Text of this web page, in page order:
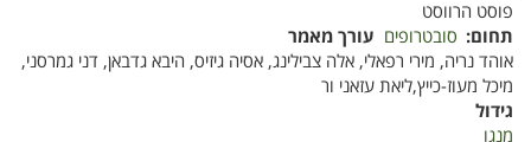
פוסט הרווסט
תחום סובטרופים עורך מאמר
אוהד נריה, מירי רפאלי, אלה צבילינג, אסיה גיזיס, היבא גדבאן, דני גמרסני,
מיכל מעוז-כייץ,ליאת עזאני ור
גידול
מנגו